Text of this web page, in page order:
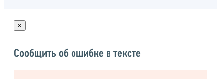
×
Сообщить об ошибке в тексте